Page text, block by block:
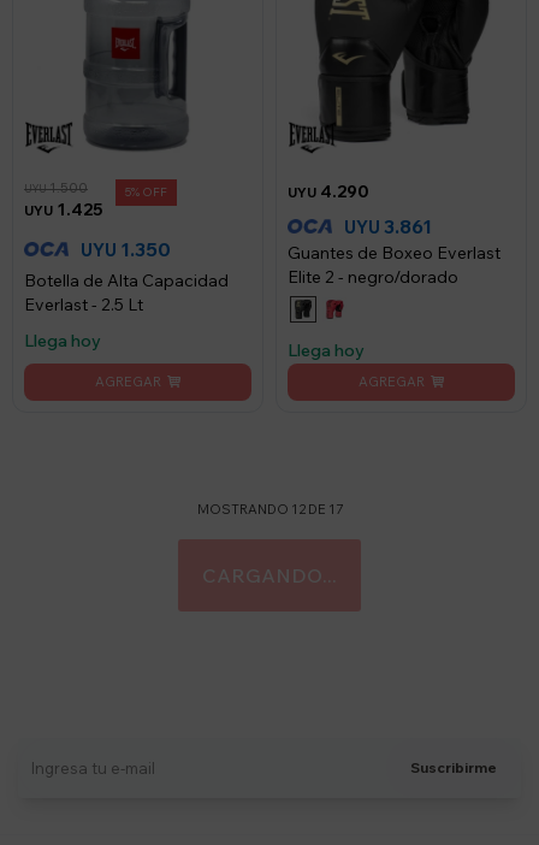
UYU 1.425
UYU1.500 5
UYU 1.350
Botella de Alta Capacidad
Everlast - 2.5 Lt
Llega hoy
UYU 4.290
UYU 3.861
Guantes de Boxeo Everlast
Elite 2 - negro/dorado
Llega hoy
MOSTRANDO 12DE 17
Suscribirme